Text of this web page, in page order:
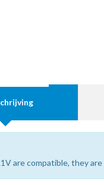
are compatible, they